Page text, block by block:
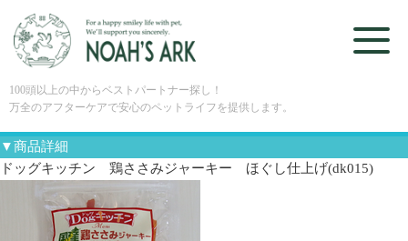
100頭以上の中からベストパートナー探し！
万全のアフターケアで安心のペットライフを提供します。
▼商品詳細
ドッグキッチン 鶏ささみジャーキー ほぐし仕上げ(dk015)